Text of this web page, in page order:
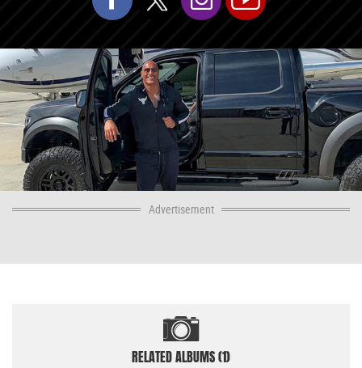
Advertisement
RELATED ALBUMS (1)